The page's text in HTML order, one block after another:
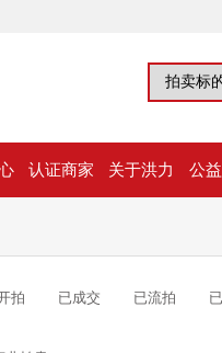
认证商家 关于洪力 公
拍 已成交 已流拍